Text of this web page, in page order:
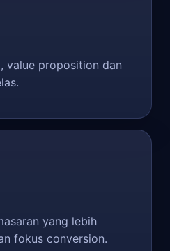
value proposition dan
yang lebih
fokus conversion.